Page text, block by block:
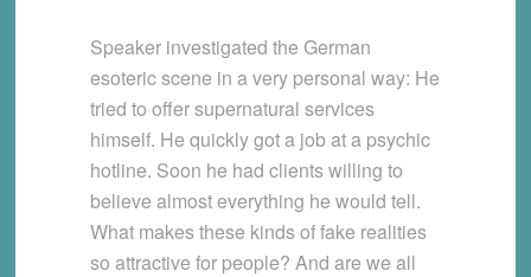
Speaker investigated the German
esoteric scene in a very personal way: He
tried to offer supernatural services
himself. He quickly got a job at a psychic
hotline. Soon he had clients willing to
believe almost everything he would tell.
What makes these kinds of fake realities
so attractive for people? And are we all